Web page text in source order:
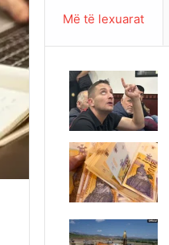
Më të lexuarat